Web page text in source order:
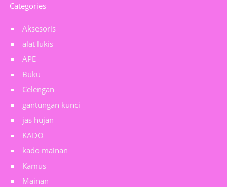
Categories
Aksesoris
alat lukis
APE
Buku
Celengan
gantungan kunci
jas hujan
KADO
kado mainan
Kamus
Mainan